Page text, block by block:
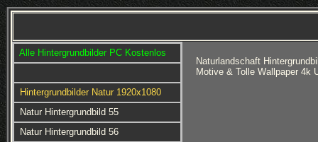
Alle Hintergrundbilder PC Kostenlos
Hintergrundbilder Natur 1920x1080
Natur Hintergrundbild 55
Natur Hintergrundbild 56
Naturlandschaft
Motive & Tolle Wallpaper 4k